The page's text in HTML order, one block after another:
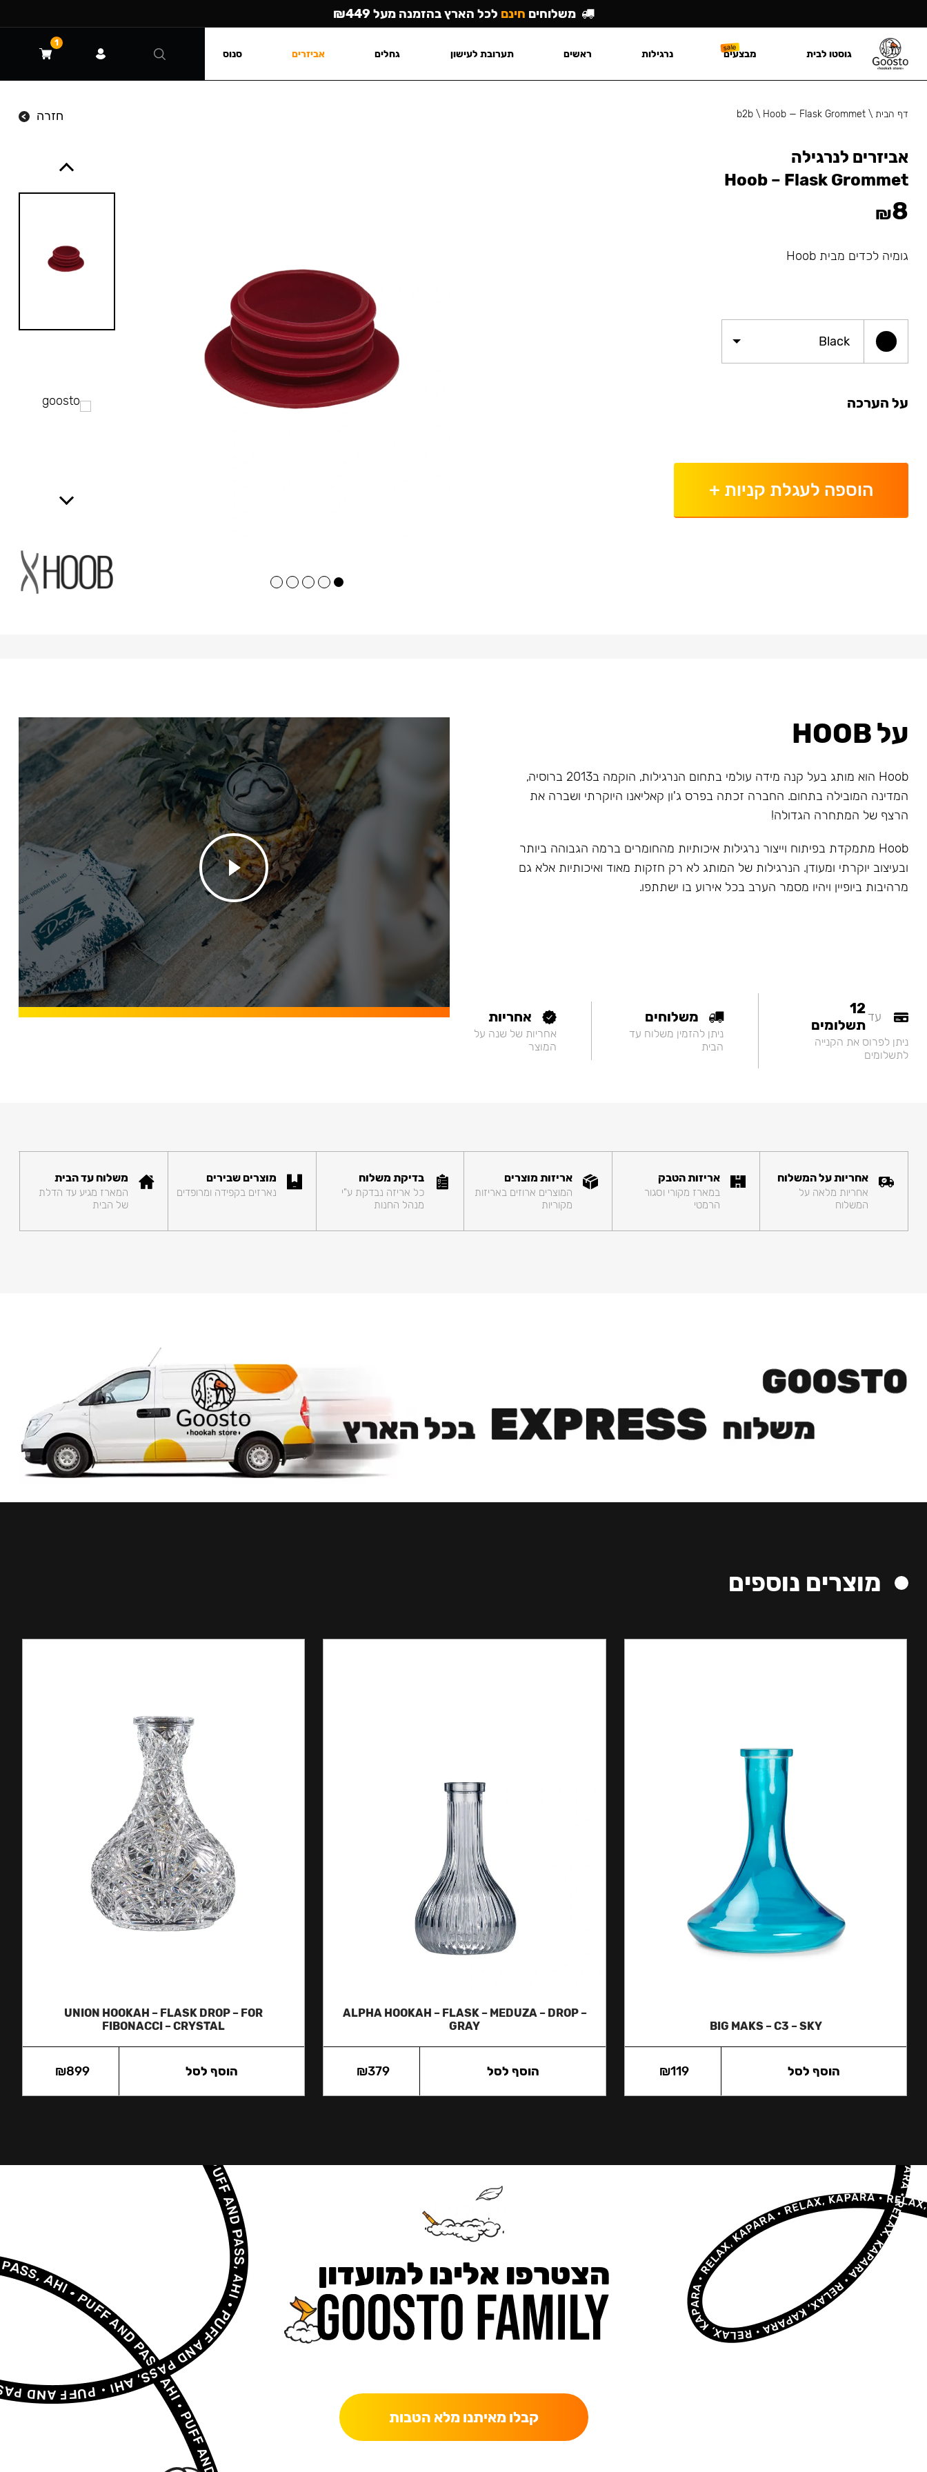
דף הבית\
b2b \ Hoob — Flask Grommet חזרה
אביזרים לנרגילה
Hoob – Flask Grommet
₪8
גומיה לכדים מבית Hoob
Black
על הערכה
הוספה לעגלת קניות +
על HOOB
Hoob הוא מותג בעל קנה מידה עולמי בתחום הנרגילות, הוקמה ב2013 ברוסיה,
המדינה המובילה בתחום. החברה זכתה בפרס ג'ון קאליאנו היוקרתי ושברה את
הרצף של המתחרה הגדולה!
Hoob מתמקדת בפיתוח וייצור נרגילות איכותיות מהחומרים ברמה הגבוהה ביותר
ובעיצוב יוקרתי ומעודן. הנרגילות של המותג לא רק חזקות מאוד ואיכותיות אלא גם
מרהיבות ביופיין ויהיו מסמר הערב בכל אירוע בו ישתתפו.
עד12
תשלומים
ניתן לפרוס את הקנייה
לתשלומים
משלוחים
ניתן להזמין משלוח עד
הבית
אחריות
אחריות של שנה על
המוצר
אחריות על המשלוח
אחריות מלאה על
המשלוח
אריזות הטבק
במארז מקורי וסגור
הרמטי
אריזות מוצרים
המוצרים ארוזים באריזות
מקוריות
בדיקת משלוח
כל אריזה נבדקת ע"י
מנהל החנות
מוצרים שבירים
נארזים בקפידה ומרופדים
משלוח עד הבית
המארז מגיע עד הדלת
של הבית
מוצרים נוספים
BIG MAKS – C3 – SKY
₪119 הוסף לסל
ALPHA HOOKAH – FLASK – MEDUZA – DROP –
GRAY
₪379 הוסף לסל
UNION HOOKAH – FLASK DROP – FOR
FIBONACCI – CRYSTAL
₪899 הוסף לסל
הצטרפו אלינו למועדון
קבלו מאיתנו מלא הטבות
משלוחים חינם לכל הארץ בהזמנה מעל ₪449
גוסטו לבית מבצעים נרגילות ראשים תערובת לעישון גחלים אביזרים סנוס
1